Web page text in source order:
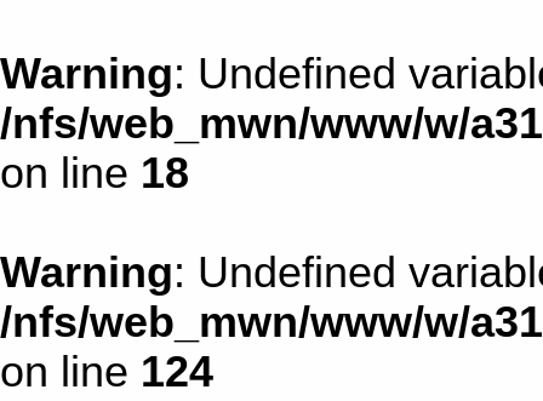
Warning: Undefined
/nfs/web_mwn/www/w/
on line 18
Warning: Undefined
/nfs/web_mwn/www/w/
on line 124